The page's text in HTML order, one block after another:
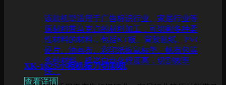
该款机型适用于广告标识行业、家居行业等
原材料带马克点的材料加工，可切割多种柔
性材料的材料，包括KT板、背胶贴纸、PVC
硬片、油画布、彩印纸板鼠标垫、帆布包等
多种材料，机器自动化程度高，切割效率
快。
XK-1625小相机振刀切割机
查看详情